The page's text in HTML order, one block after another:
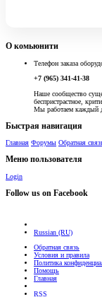
О комьюнити
Телефон заказа
+7 (965) 341-41-38
Наше сообщество
беспристрастное,
Мы работаем каждый
Быстрая навигация
Главная Форумы Обратная
Меню пользователя
Login
Follow us on Facebook
Russian (RU)
Обратная связь
Условия и правила
Политика
Помощь
Главная
RSS